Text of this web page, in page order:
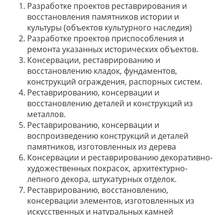
Разработке проектов реставрирования и
восстановления памятников истории и
культуры (объектов культурного наследия)
Разработке проектов приспособления и
ремонта указанных исторических объектов.
Консервации, реставрированию и
восстановлению кладок, фундаментов,
конструкций ограждения, распорных систем.
Реставрированию, консервации и
восстановлению деталей и конструкций из
металлов.
Реставрированию, консервации и
воспроизведению конструкций и деталей
памятников, изготовленных из дерева
Консервации и реставрированию декоративно-
художественных покрасок, архитектурно-
лепного декора, штукатурных отделок.
Реставрированию, восстановлению,
консервации элементов, изготовленных из
искусственных и натуральных камней